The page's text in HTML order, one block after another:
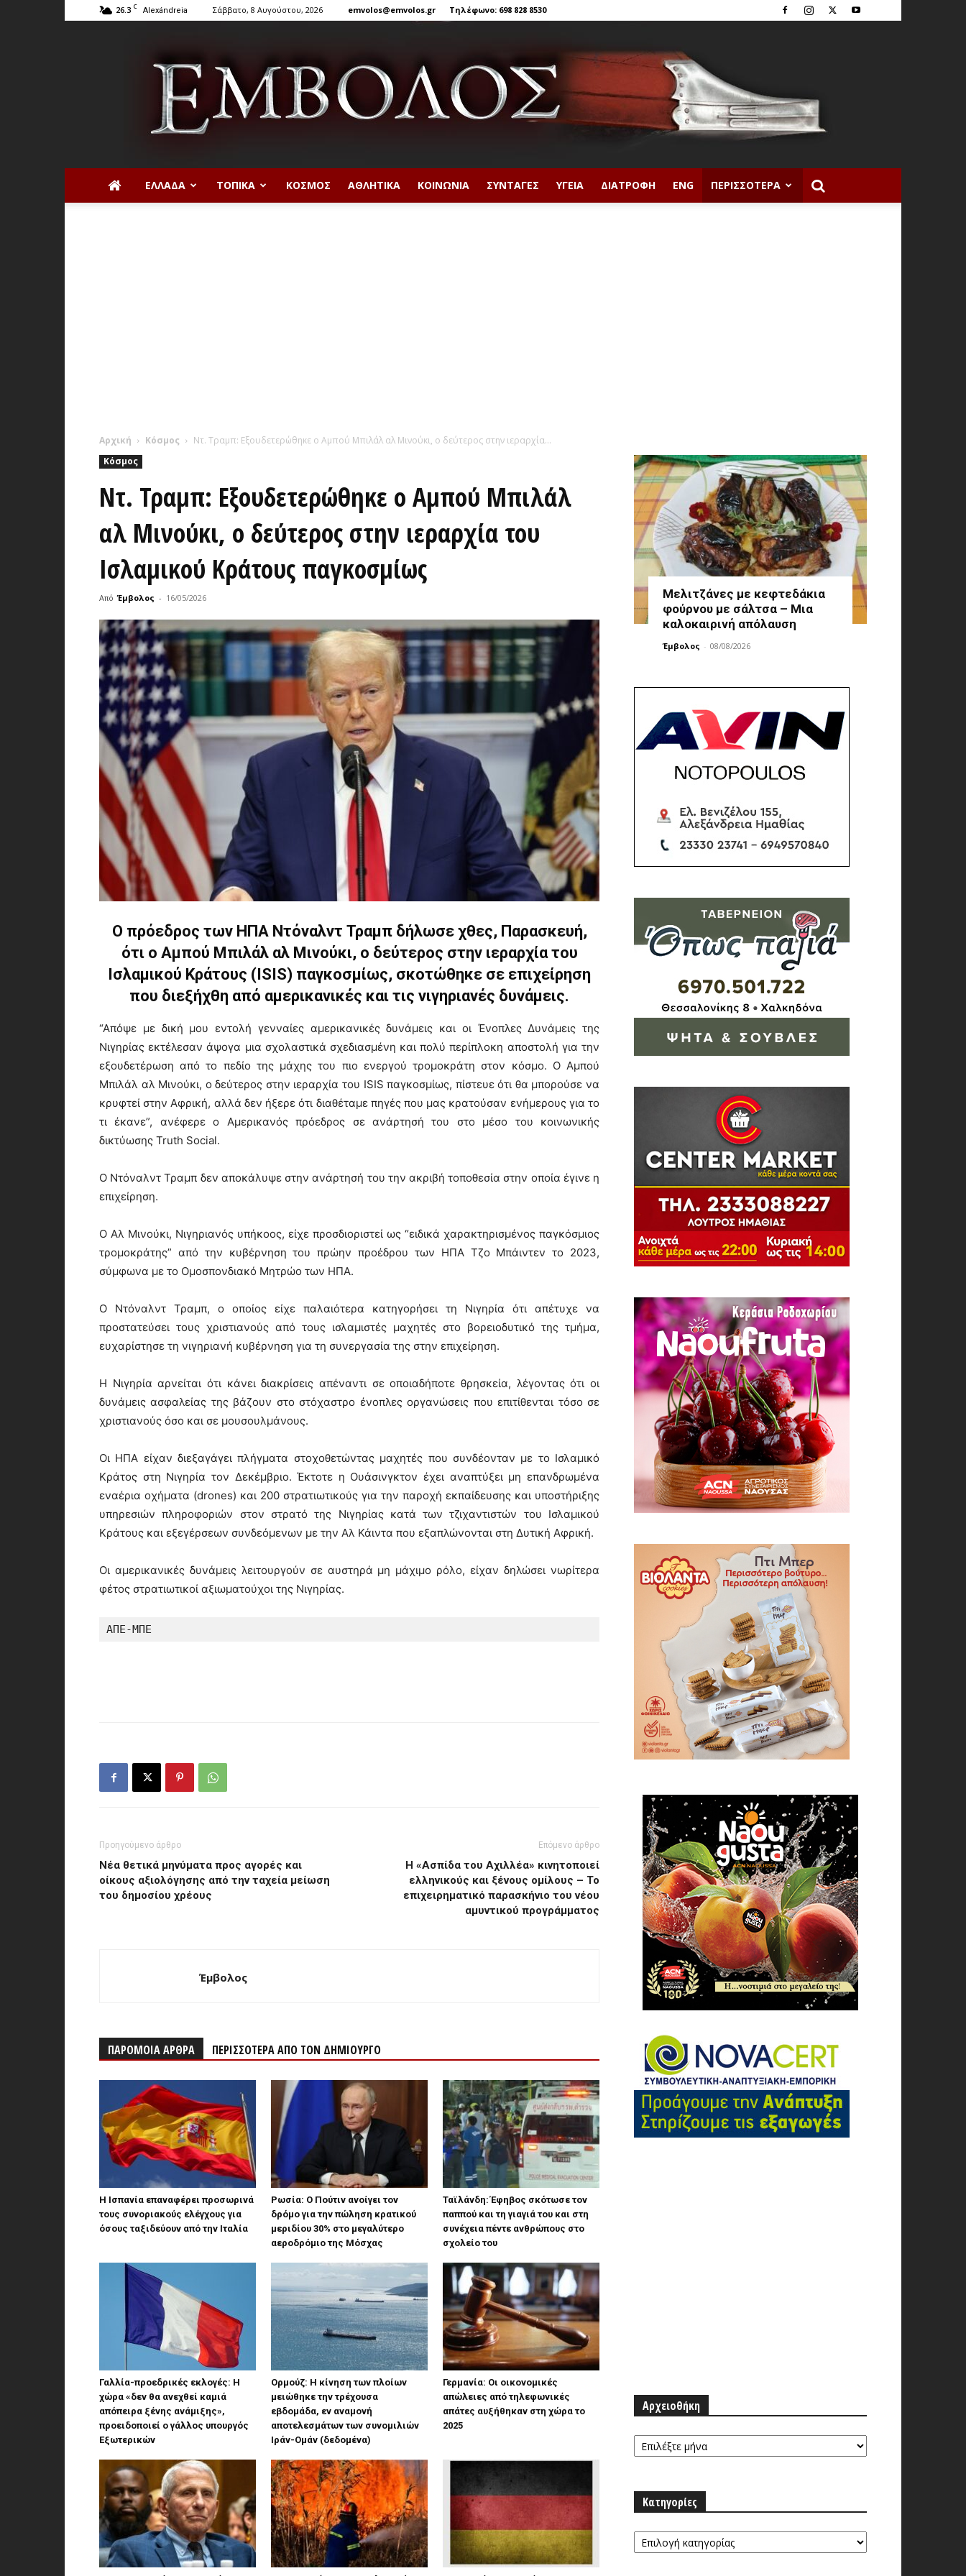
26.3 C Alexándreia Σάββατο, 8 Αυγούστου, 2026 emvolos@emvolos.gr Τηλέφωνο: 698 828 8530
ΕΛΛΆΔΑ ΤΟΠΙΚΆ ΚΌΣΜΟΣ ΑΘΛΗΤΙΚΆ ΚΟΙΝΩΝΊΑ ΣΥΝΤΑΓΈΣ ΥΓΕΊΑ ΔΙΑΤΡΟΦΉ ENG ΠΕΡΙΣΣΌΤΕΡΑ
Αρχική Κόσμος
Ντ. Τραμπ: Εξουδετερώθηκε ο Αμπού Μπιλάλ αλ Μινούκι, ο δεύτερος στην ιεραρχία...
Κόσμος
Ντ. Τραμπ: Εξουδετερώθηκε ο Αμπού Μπιλάλ
αλ Μινούκι, ο δεύτερος στην ιεραρχία του
Ισλαμικού Κράτους παγκοσμίως
Από Έμβολος - 16/05/2026
Ο πρόεδρος των ΗΠΑ Ντόναλντ Τραμπ δήλωσε χθες, Παρασκευή,
ότι ο Αμπού Μπιλάλ αλ Μινούκι, ο δεύτερος στην ιεραρχία του
Ισλαμικού Κράτους (ISIS) παγκοσμίως, σκοτώθηκε σε επιχείρηση
που διεξήχθη από αμερικανικές και τις νιγηριανές δυνάμεις.
“Απόψε με δική μου εντολή γενναίες αμερικανικές δυνάμεις και οι Ένοπλες Δυνάμεις της
Νιγηρίας εκτέλεσαν άψογα μια σχολαστικά σχεδιασμένη και πολύ περίπλοκη αποστολή για την
εξουδετέρωση από το πεδίο της μάχης του πιο ενεργού τρομοκράτη στον κόσμο. Ο Αμπού
Μπιλάλ αλ Μινούκι, ο δεύτερος στην ιεραρχία του ISIS παγκοσμίως, πίστευε ότι θα μπορούσε να
κρυφτεί στην Αφρική, αλλά δεν ήξερε ότι διαθέταμε πηγές που μας κρατούσαν ενήμερους για το
τι έκανε”, ανέφερε ο Αμερικανός πρόεδρος σε ανάρτησή του στο μέσο του κοινωνικής
δικτύωσης Truth Social.
Ο Ντόναλντ Τραμπ δεν αποκάλυψε στην ανάρτησή του την ακριβή τοποθεσία στην οποία έγινε η
επιχείρηση.
Ο Αλ Μινούκι, Νιγηριανός υπήκοος, είχε προσδιοριστεί ως “ειδικά χαρακτηρισμένος παγκόσμιος
τρομοκράτης” από την κυβέρνηση του πρώην προέδρου των ΗΠΑ Τζο Μπάιντεν το 2023,
σύμφωνα με το Ομοσπονδιακό Μητρώο των ΗΠΑ.
Ο Ντόναλντ Τραμπ, ο οποίος είχε παλαιότερα κατηγορήσει τη Νιγηρία ότι απέτυχε να
προστατεύσει τους χριστιανούς από τους ισλαμιστές μαχητές στο βορειοδυτικό της τμήμα,
ευχαρίστησε τη νιγηριανή κυβέρνηση για τη συνεργασία της στην επιχείρηση.
Η Νιγηρία αρνείται ότι κάνει διακρίσεις απέναντι σε οποιαδήποτε θρησκεία, λέγοντας ότι οι
δυνάμεις ασφαλείας της βάζουν στο στόχαστρο ένοπλες οργανώσεις που επιτίθενται τόσο σε
χριστιανούς όσο και σε μουσουλμάνους.
Οι ΗΠΑ είχαν διεξαγάγει πλήγματα στοχοθετώντας μαχητές που συνδέονταν με το Ισλαμικό
Κράτος στη Νιγηρία τον Δεκέμβριο. Έκτοτε η Ουάσινγκτον έχει αναπτύξει μη επανδρωμένα
εναέρια οχήματα (drones) και 200 στρατιωτικούς για την παροχή εκπαίδευσης και υποστήριξης
υπηρεσιών πληροφοριών στον στρατό της Νιγηρίας κατά των τζιχαντιστών του Ισλαμικού
Κράτους και εξεγέρσεων συνδεόμενων με την Αλ Κάιντα που εξαπλώνονται στη Δυτική Αφρική.
Οι αμερικανικές δυνάμεις λειτουργούν σε αυστηρά μη μάχιμο ρόλο, είχαν δηλώσει νωρίτερα
φέτος στρατιωτικοί αξιωματούχοι της Νιγηρίας.
ΑΠΕ-ΜΠΕ
Προηγούμενο άρθρο
Νέα θετικά μηνύματα προς αγορές και
οίκους αξιολόγησης από την ταχεία μείωση
του δημοσίου χρέους
Επόμενο άρθρο
Η «Ασπίδα του Αχιλλέα» κινητοποιεί
ελληνικούς και ξένους ομίλους – Το
επιχειρηματικό παρασκήνιο του νέου
αμυντικού προγράμματος
Έμβολος
ΠΑΡΟΜΟΙΑ ΑΡΘΡΑ ΠΕΡΙΣΣΟΤΕΡΑ ΑΠΟ ΤΟΝ ΔΗΜΙΟΥΡΓΟ
Η Ισπανία επαναφέρει προσωρινά
τους συνοριακούς ελέγχους για
όσους ταξιδεύουν από την Ιταλία
Ρωσία: Ο Πούτιν ανοίγει τον
δρόμο για την πώληση κρατικού
μεριδίου 30% στο μεγαλύτερο
αεροδρόμιο της Μόσχας
Ταϊλάνδη: Έφηβος σκότωσε τον
παππού και τη γιαγιά του και στη
συνέχεια πέντε ανθρώπους στο
σχολείο του
Γαλλία-προεδρικές εκλογές: Η
χώρα «δεν θα ανεχθεί καμιά
απόπειρα ξένης ανάμιξης»,
προειδοποιεί ο γάλλος υπουργός
Εξωτερικών
Ορμούζ: Η κίνηση των πλοίων
μειώθηκε την τρέχουσα
εβδομάδα, εν αναμονή
αποτελεσμάτων των συνομιλιών
Ιράν-Ομάν (δεδομένα)
Γερμανία: Οι οικονομικές
απώλειες από τηλεφωνικές
απάτες αυξήθηκαν στη χώρα το
2025
Μελιτζάνες με κεφτεδάκια
φούρνου με σάλτσα – Μια
καλοκαιρινή απόλαυση
Έμβολος - 08/08/2026
Αρχειοθήκη
Αρχειοθήκη
Κατηγορίες
Κατηγορίες